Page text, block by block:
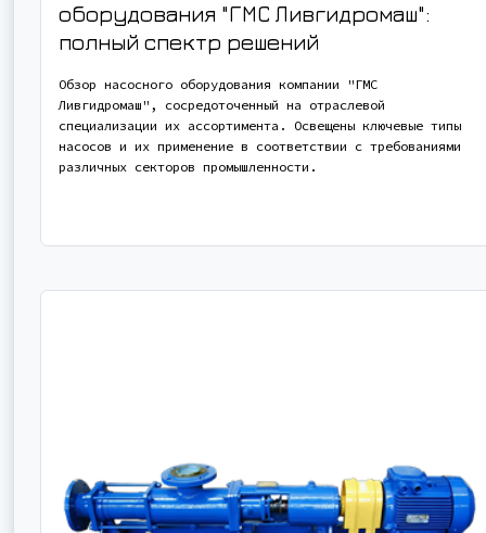
оборудования "ГМС Ливгидромаш":
полный спектр решений
Обзор насосного оборудования компании "ГМС
Ливгидромаш", сосредоточенный на отраслевой
специализации их ассортимента. Освещены ключевые типы
насосов и их применение в соответствии с требованиями
различных секторов промышленности.